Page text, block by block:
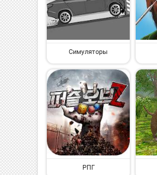
Симуляторы
РПГ